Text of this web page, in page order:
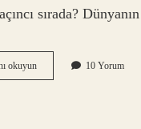
sırada?
okuyunAlmanya
Süper
10 Yorum